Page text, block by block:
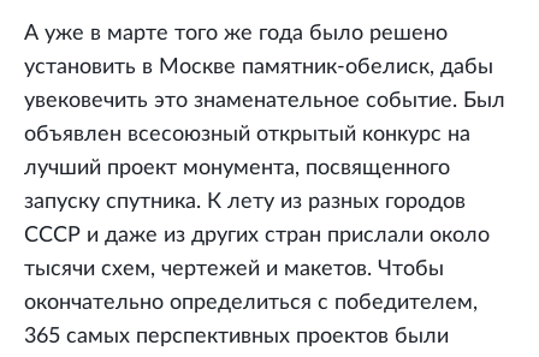
А уже в марте того же года было решено
установить в Москве памятник-обелиск, дабы
увековечить это знаменательное событие. Был
объявлен всесоюзный открытый конкурс на
лучший проект монумента, посвященного
запуску спутника. К лету из разных городов
СССР и даже из других стран прислали около
тысячи схем, чертежей и макетов. Чтобы
окончательно определиться с победителем,
365 самых перспективных проектов были